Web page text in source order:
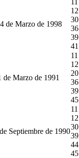
de Marzo de 1998
12
30
36
39
41
de Marzo de 1991
11
12
20
36
39
45
Septiembre de 1990
11
12
30
39
44
45